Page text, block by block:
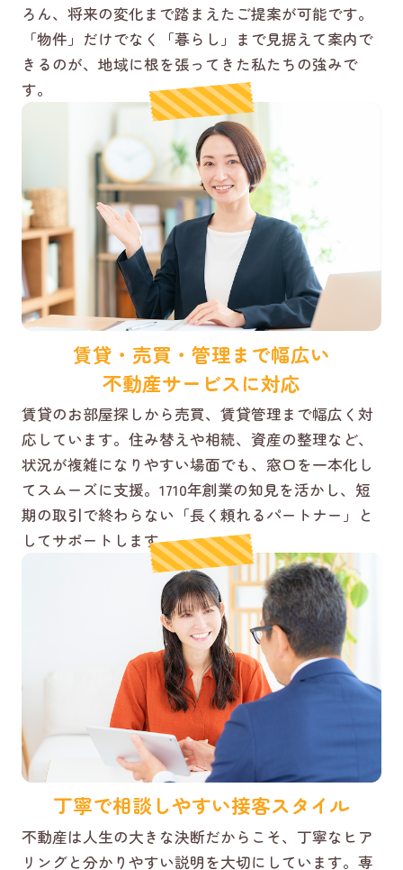
ろん、将来の変化まで踏まえたご提案が可能です。
「物件」だけでなく「暮らし」まで見据えて案内で
きるのが、地域に根を張ってきた私たちの強みで
す。
賃貸・売買・管理まで幅広い
不動産サービスに対応
賃貸のお部屋探しから売買、賃貸管理まで幅広く対
応しています。住み替えや相続、資産の整理など、
状況が複雑になりやすい場面でも、窓口を一本化し
てスムーズに支援。1710年創業の知見を活かし、短
期の取引で終わらない「長く頼れるパートナー」と
してサポートします。
丁寧で相談しやすい接客スタイル
不動産は人生の大きな決断だからこそ、丁寧なヒア
リングと分かりやすい説明を大切にしています。専